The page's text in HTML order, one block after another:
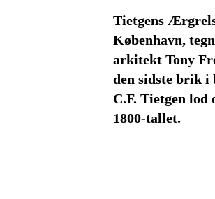
Tietgens
København,
arkitekt Tony
den sidste brik i
C.F. Tietgen
1800-tallet.